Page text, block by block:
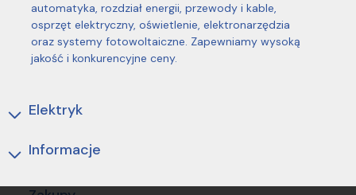
automatyka, rozdział energii, przewody i kable,
osprzęt elektryczny, oświetlenie, elektronarzędzia
oraz systemy fotowoltaiczne. Zapewniamy wysoką
jakość i konkurencyjne ceny.
Elektryk
Informacje